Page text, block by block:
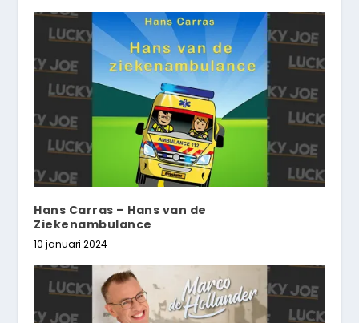
Hans Carras – Hans van de
Ziekenambulance
10 januari 2024